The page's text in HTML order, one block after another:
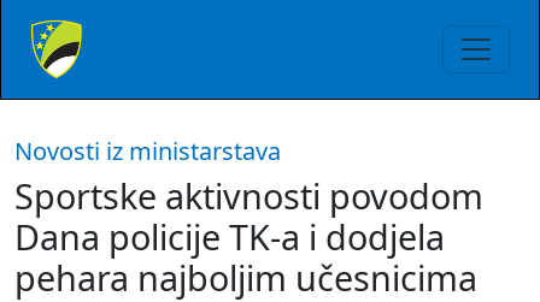
Novosti iz ministarstava
Sportske aktivnosti povodom
Dana policije TK-a i dodjela
pehara najboljim učesnicima